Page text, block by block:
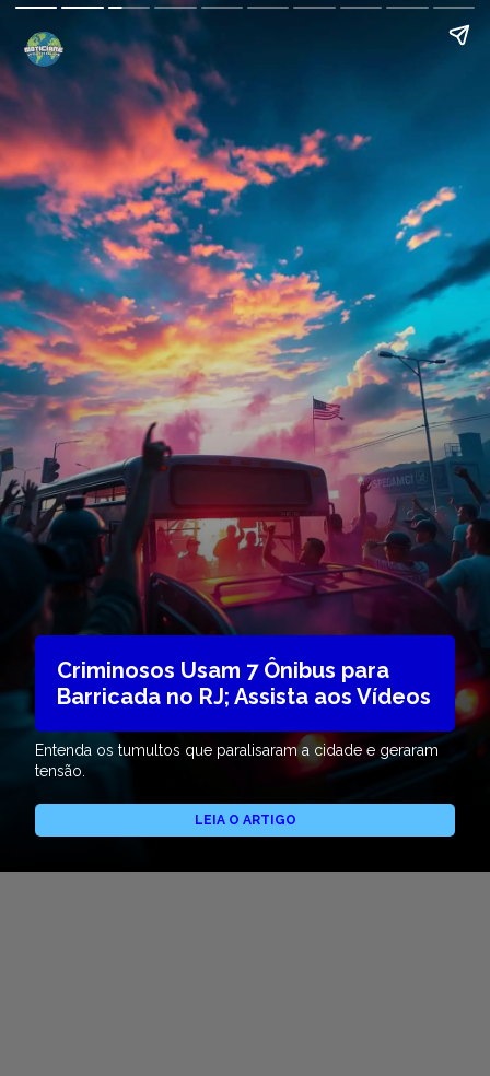
Criminosos Usam 7 Ônibus para
Barricada no RJ; Assista aos Vídeos
Entenda os tumultos que paralisaram a cidade e geraram
tensão.
LEIA O ARTIGO